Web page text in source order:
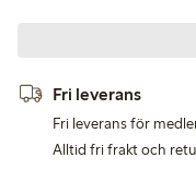
Fri leverans
Fri leverans för
Alltid fri frakt och